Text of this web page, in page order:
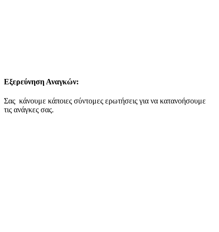
Εξερεύνηση Αναγκών:
Σας κάνουμε κάποιες σύντομες ερωτήσεις για να κατανοήσουμε
τις ανάγκες σας.